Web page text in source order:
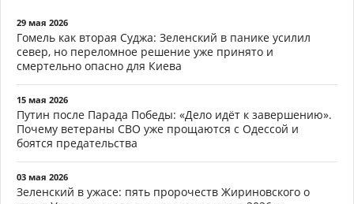
29 мая 2026
Гомель как вторая Суджа: Зеленский в панике усилил
север, но переломное решение уже принято и
смертельно опасно для Киева
15 мая 2026
Путин после Парада Победы: «Дело идёт к завершению».
Почему ветераны СВО уже прощаются с Одессой и
боятся предательства
03 мая 2026
Зеленский в ужасе: пять пророчеств Жириновского о